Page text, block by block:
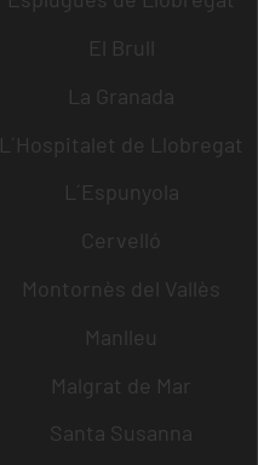
El Brull
La Granada
L´Hospitalet de Llobregat
L´Espunyola
Cervelló
Montornès del Vallès
Manlleu
Malgrat de Mar
Santa Susanna